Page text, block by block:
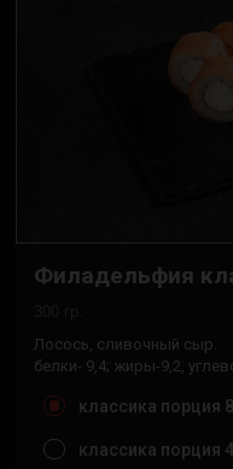
Филадельфия
Лосось, сливочный сыр.
белки- 9,4; жиры-9,2,
классика порция
классика порция